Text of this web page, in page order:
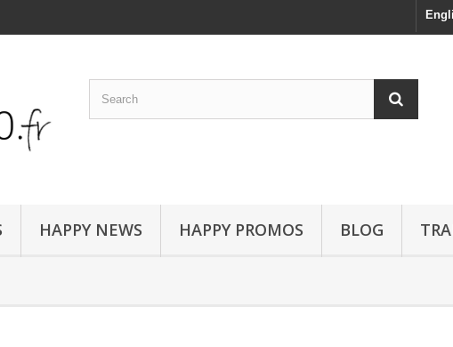
HAPPY NEWS HAPPY PROMOS BLOG